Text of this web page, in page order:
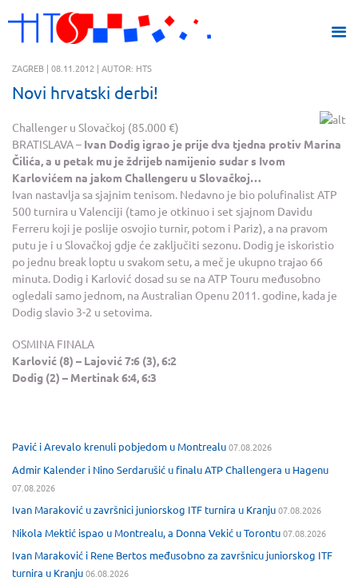
ZAGREB | 08.11.2012 | AUTOR: HTS
Novi hrvatski derbi!
Challenger u Slovačkoj (85.000 €)
BRATISLAVA – Ivan Dodig igrao je prije dva tjedna protiv Marina
Čilića, a u petak mu je ždrijeb namijenio sudar s Ivom
Karlovićem na jakom Challengeru u Slovačkoj…
Ivan nastavlja sa sjajnim tenisom. Nedavno je bio polufinalist ATP
500 turnira u Valenciji (tamo je otkinuo i set sjajnom Davidu
Ferreru koji je poslije osvojio turnir, potom i Pariz), a na pravom
putu je i u Slovačkoj gdje će zaključiti sezonu. Dodig je iskoristio
po jednu break loptu u svakom setu, a meč je ukupno trajao 66
minuta. Dodig i Karlović dosad su se na ATP Touru međusobno
ogledali samo jednom, na Australian Openu 2011. godine, kada je
Dodig slavio 3-2 u setovima.
OSMINA FINALA
Karlović (8) – Lajović 7:6 (3), 6:2
Dodig (2) – Mertinak 6:4, 6:3
Pavić i Arevalo krenuli pobjedom u Montrealu07.08.2026
Admir Kalender i Nino Serdarušić u finalu ATP Challengera u Hagenu
07.08.2026
Ivan Maraković u završnici juniorskog ITF turnira u Kranju07.08.2026
Nikola Mektić ispao u Montrealu, a Donna Vekić u Torontu07.08.2026
Ivan Maraković i Rene Bertos međusobno za završnicu juniorskog ITF
turnira u Kranju06.08.2026